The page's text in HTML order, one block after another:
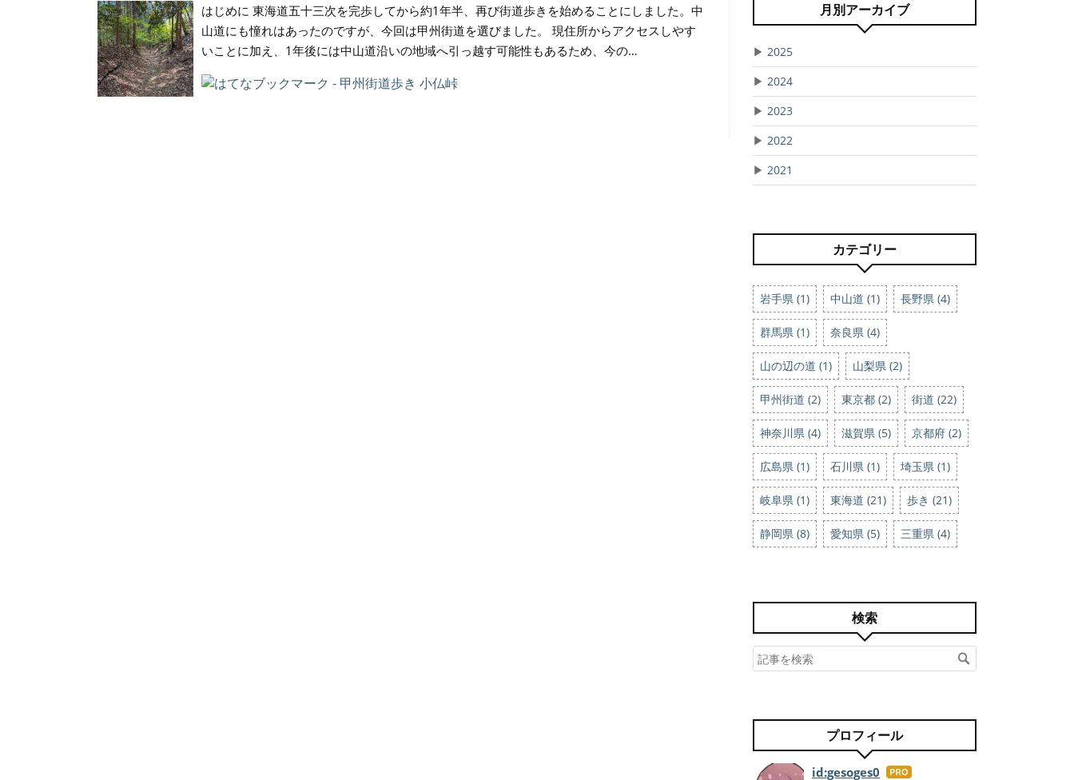
はじめに 東海道五十三次を完歩してから約1年半、再び街道歩きを始めることにしました。中
山道にも憧れはあったのですが、今回は甲州街道を選びました。 現住所からアクセスしやす
いことに加え、1年後には中山道沿いの地域へ引っ越す可能性もあるため、今の…
月別アーカイブ
▶ 2025
▶ 2024
▶ 2023
▶ 2022
▶ 2021
カテゴリー
岩手県 (1) 中山道 (1) 長野県 (4)
群馬県 (1) 奈良県 (4)
山の辺の道 (1) 山梨県 (2)
甲州街道 (2) 東京都 (2) 街道 (22)
神奈川県 (4) 滋賀県 (5) 京都府 (2)
広島県 (1) 石川県 (1) 埼玉県 (1)
岐阜県 (1) 東海道 (21) 歩き (21)
静岡県 (8) 愛知県 (5) 三重県 (4)
検索
プロフィール
id:gesoges0 はて